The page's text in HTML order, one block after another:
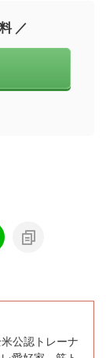
／
公認トレーナ